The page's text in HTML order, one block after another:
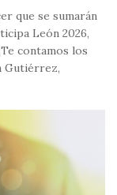
que se sumarán
León 2026,
contamos los
Gutiérrez,